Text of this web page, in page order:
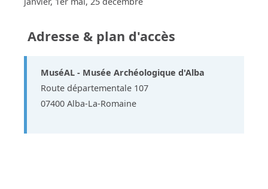
Adresse & plan d'accès
MuséAL - Musée Archéologique d'Alba
Route départementale 107
07400 Alba-La-Romaine